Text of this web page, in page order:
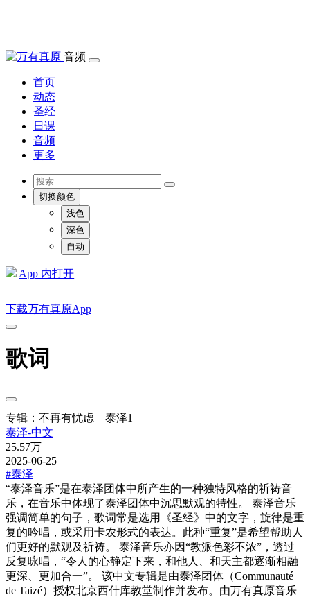
音频
首页
动态
圣经
日课
音频
更多
切换颜色
浅色
深色
自动
App 内打开
下载万有真原App
歌词
专辑：不再有忧虑—泰泽1
泰泽-中文
25.57万
2025-06-25
#泰泽
“泰泽音乐”是在泰泽团体中所产生的一种独特风格的祈祷音
乐，在音乐中体现了泰泽团体中沉思默观的特性。 泰泽音乐
强调简单的句子，歌词常是选用《圣经》中的文字，旋律是重
复的吟唱，或采用卡农形式的表达。此种“重复”是希望帮助人
们更好的默观及祈祷。 泰泽音乐亦因“教派色彩不浓”，透过
反复咏唱，“令人的心静定下来，和他人、和天主都逐渐相融
更深、更加合一”。 该中文专辑是由泰泽团体（Communauté
de Taizé）授权北京西什库教堂制作并发布。由万有真原音乐